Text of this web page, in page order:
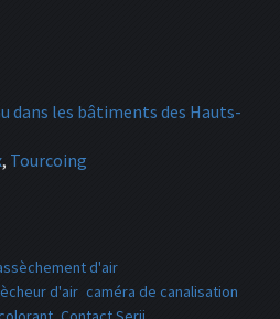
dans les bâtiments des Hauts-
, Tourcoing
d'air
d'air caméra de canalisation